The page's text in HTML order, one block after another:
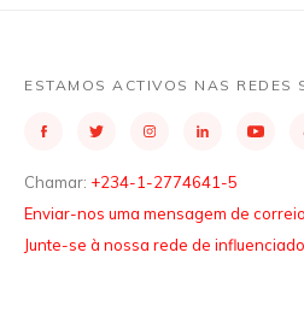
ESTAMOS ACTIVOS NAS REDES
Chamar: +234-1-2774641-5
Enviar-nos uma mensagem de
Junte-se à nossa rede de